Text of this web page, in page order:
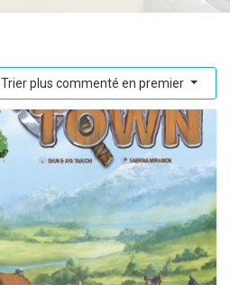
Trier plus commenté en premier